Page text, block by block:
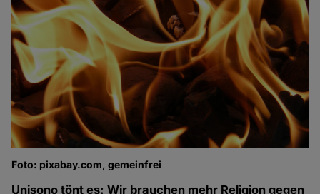
Foto: pixabay.com, gemeinfrei
Unisono tönt es: Wir brauchen mehr Religion gegen